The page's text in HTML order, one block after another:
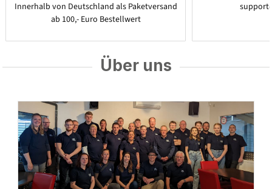
Innerhalb von Deutschland als Paketversand
ab 100,- Euro Bestellwert
Über uns